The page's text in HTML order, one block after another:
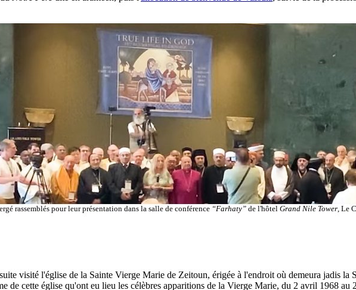
rassemblés pour leur présentation dans la salle de conférence “Farhaty”de l'hôtel Grand Nile Tower, Le
visité l'église de la Sainte Vierge Marie de Zeitoun, érigée à l'endroit où demeura jadis la
de cette église qu'ont eu lieu les célèbres apparitions de la Vierge Marie, du 2 avril 1968 au